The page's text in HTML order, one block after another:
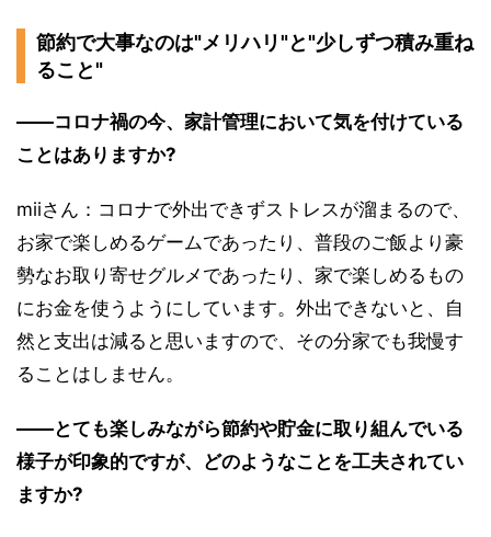
節約で大事なのは"メリハリ"と"少しずつ積み重ね
ること"
――コロナ禍の今、家計管理において気を付けている
ことはありますか?
miiさん：コロナで外出できずストレスが溜まるので、
お家で楽しめるゲームであったり、普段のご飯より豪
勢なお取り寄せグルメであったり、家で楽しめるもの
にお金を使うようにしています。外出できないと、自
然と支出は減ると思いますので、その分家でも我慢す
ることはしません。
――とても楽しみながら節約や貯金に取り組んでいる
様子が印象的ですが、どのようなことを工夫されてい
ますか?